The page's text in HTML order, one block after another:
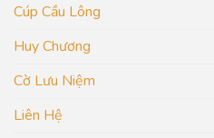
Cúp Cầu Lông
Huy Chương
Cờ Lưu Niệm
Liên Hệ